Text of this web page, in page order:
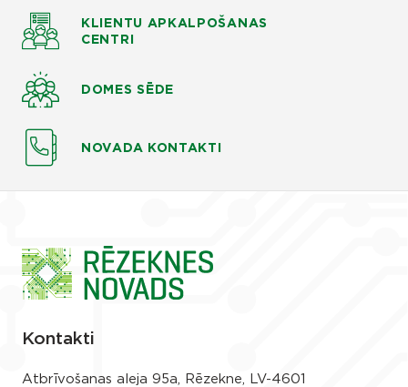
KLIENTU APKALPOŠANAS
CENTRI
DOMES SĒDE
NOVADA KONTAKTI
Kontakti
Atbrīvošanas aleja 95a, Rēzekne, LV-4601